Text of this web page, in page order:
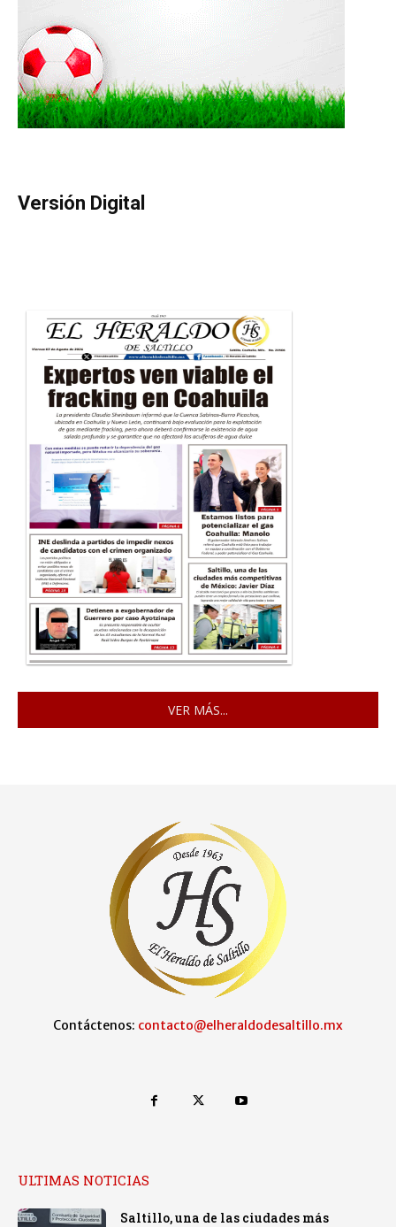
Versión Digital
VER MÁS...
Contáctenos: contacto@elheraldodesaltillo.mx
ULTIMAS NOTICIAS
Saltillo, una de las ciudades más